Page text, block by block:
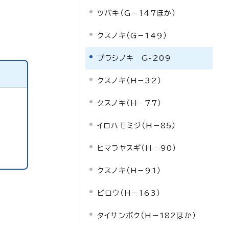
ツバキ（G－147ほか）
クスノキ（G－149）
ブラシノキ G-209
クスノキ（H－32）
クスノキ（H－77）
イロハモミジ（H－85）
ヒマラヤスギ（H－90）
クスノキ（H－91）
ビロウ（H－163）
タイサンボク（H－182ほか）